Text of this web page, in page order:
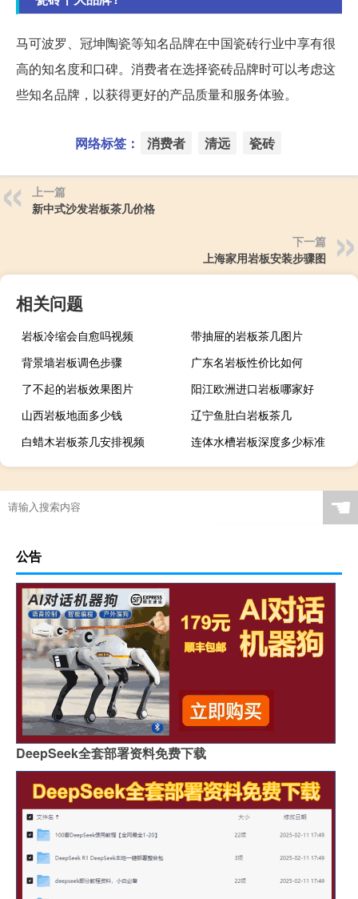
马可波罗、冠坤陶瓷等知名品牌在中国瓷砖行业中享有很
高的知名度和口碑。消费者在选择瓷砖品牌时可以考虑这
些知名品牌，以获得更好的产品质量和服务体验。
网络标签： 消费者 清远 瓷砖
上一篇
新中式沙发岩板茶几价格
下一篇
上海家用岩板安装步骤图
相关问题
岩板冷缩会自愈吗视频
带抽屉的岩板茶几图片
背景墙岩板调色步骤
广东名岩板性价比如何
了不起的岩板效果图片
阳江欧洲进口岩板哪家好
山西岩板地面多少钱
辽宁鱼肚白岩板茶几
白蜡木岩板茶几安排视频
连体水槽岩板深度多少标准
深圳欧洲岩板定做哪家好
广西现代简约岩板贵吗
岩板当背景墙好吗
茶几桌客厅京东自营岩板
岩板贴在墙上可以切割吗
怎么区分岩石岩板的好坏
岩板茶几会变色吗吗
贵阳鱼肚金岩板茶几价格
浙江黑色的岩板叫什么
哪里买岩板茶几便宜的
岩板吊顶怎么贴瓷砖好看
哪个品牌岩板是真的白
原木岩板沙发效果图
人工花岗石和岩板哪个好
佛山著名岩板市场在哪里
桌子用哑光岩板好吗
郑州品牌岩板批发商
桌面怎么做成岩板墙
岩板背面没有品牌标识吗
怎么分辨岩板和岗石砖
广州岩板生产企业有哪些
圆岩板玄关壁画视频讲解
岩板可以包横梁吗图片
供应硅岩板设备哪家好用
广州进口岩板厂商有哪些
岩板贴墙用啥胶最好
岩板和地板哪个质量好些
影视墙怎么安装岩板灯
成都超薄岩板费用高吗
☚
公告
DeepSeek全套部署资料免费下载